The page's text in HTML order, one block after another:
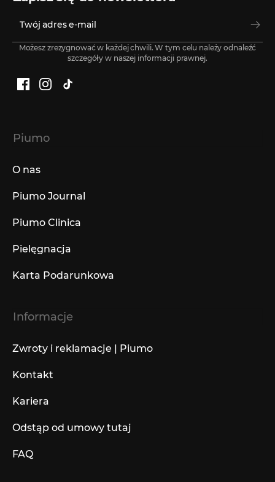
Możesz zrezygnować w każdej chwili. W tym celu należy odnaleźć
szczegóły w naszej informacji prawnej.
Facebook
Instagram
TikTok
Piumo
O nas
Piumo Journal
Piumo Clinica
Pielęgnacja
Karta Podarunkowa
Informacje
Zwroty i reklamacje | Piumo
Kontakt
Kariera
Odstąp od umowy tutaj
FAQ